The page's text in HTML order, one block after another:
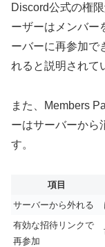
Discord公式の権
ーザーはメンバー
ーバーに再参加で
れると説明されて
また、Members
ーはサーバーから
す。
項目
サーバーから外れる
有効な招待リンクで
再参加